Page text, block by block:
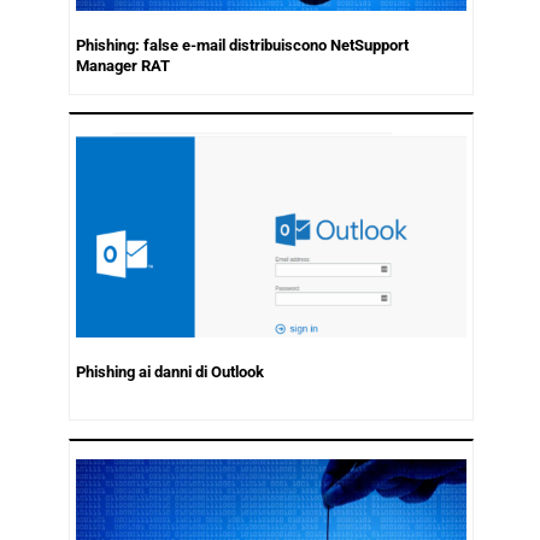
Phishing: false e-mail distribuiscono NetSupport
Manager RAT
Phishing ai danni di Outlook